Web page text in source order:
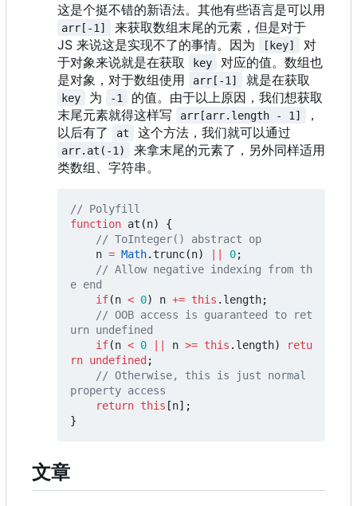
这是个挺不错的新语法。其他有些语言是可以用
arr[-1]
来获取数组末尾的元素，但是对于
JS 来说这是实现不了的事情。因为
[key]
对
于对象来说就是在获取
key
对应的值。数组也
是对象，对于数组使用
arr[-1] 就是在获取
key 为 -1
的值。由于以上原因，我们想获取
末尾元素就得这样写
arr[arr.length - 1]
，
以后有了
at 这个方法，我们就可以通过
arr.at(-1)
来拿末尾的元素了，另外同样适用
类数组、字符串。
function at (n)
{
n = Math. trunc(n) || 0;
// Allow negative indexing from th
if(n < 0) n += this . length;
// OOB access is guaranteed to ret
if(n < 0 || n >= this . length)
retu
rn undefined;
// Otherwise, this is just normal
return this [n];
}
文章